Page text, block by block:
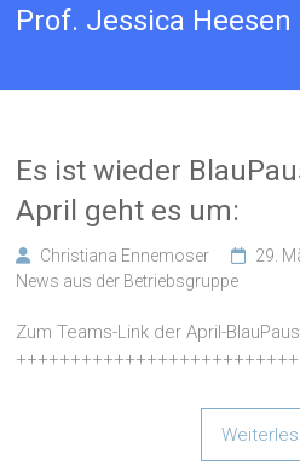
Prof. Jessica Heesen
Es ist wieder
April geht es um:
Christiana Ennemoser 29.
News aus der Betriebsgruppe
Zum Teams-Link der April-